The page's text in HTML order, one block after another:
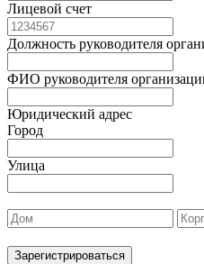
Лицевой счет
Должность руководителя
ФИО руководителя
Юридический адрес
Город
Улица
Зарегистрироваться